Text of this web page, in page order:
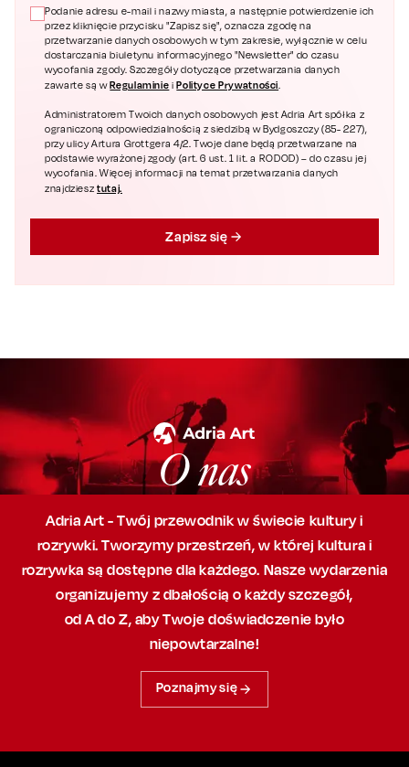
Podanie adresu e-mail i nazwy miasta, a następnie potwierdzenie ich
przez kliknięcie przycisku "Zapisz się", oznacza zgodę na
przetwarzanie danych osobowych w tym zakresie, wyłącznie w celu
dostarczania biuletynu informacyjnego "Newsletter" do czasu
wycofania zgody. Szczegóły dotyczące przetwarzania danych
zawarte są wRegulaminie i Polityce Prywatności.
Administratorem Twoich danych osobowych jest Adria Art spółka z
ograniczoną odpowiedzialnością z siedzibą w Bydgoszczy (85- 227),
przy ulicy Artura Grottgera 4/2. Twoje dane będą przetwarzane na
podstawie wyrażonej zgody (art. 6 ust. 1 lit. a RODOD) – do czasu jej
wycofania. Więcej informacji na temat przetwarzania danych
znajdziesztutaj.
Zapisz się
O nas
Adria Art - Twój przewodnik w świecie kultury i
rozrywki. Tworzymy przestrzeń,w której kultura i
rozrywka są dostępne dla każdego. Nasze wydarzenia
organizujemy z dbałością o każdy szczegół,
od A do Z, abyTwoje doświadczenie było
niepowtarzalne!
Poznajmy się